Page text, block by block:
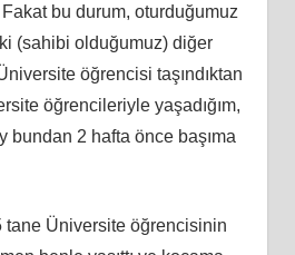
bu durum, oturduğumuz
(sahibi olduğumuz) diğer
öğrencisi taşındıktan
öğrencileriyle yaşadığım,
bundan 2 hafta önce başıma
tane Üniversite öğrencisinin